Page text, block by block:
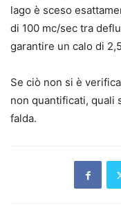
lago è sceso
di 100 mc/sec tra
garantire un calo di
Se ciò non si è
non quantificati, quali
falda.